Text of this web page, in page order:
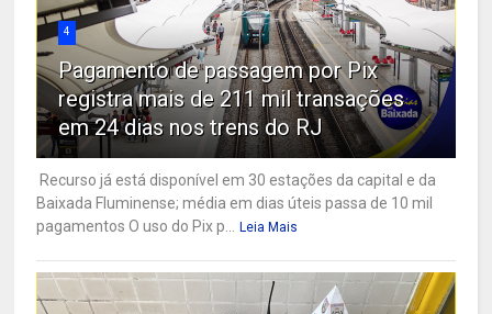
4
Pagamento de passagem por Pix
registra mais de 211 mil transações
em 24 dias nos trens do RJ
Recurso já está disponível em 30 estações da capital e da
Baixada Fluminense; média em dias úteis passa de 10 mil
pagamentos O uso do Pix p...
Leia Mais